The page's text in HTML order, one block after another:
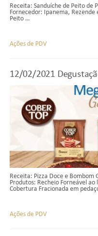
Receita: Sanduíche de Peito de
Fornecedor: Ipanema, Rezende
Peito …
Ações de PDV
12/02/2021
Receita: Pizza Doce e Bombom
Produtos: Recheio Forneável
Cobertura Fracionada em
Ações de PDV